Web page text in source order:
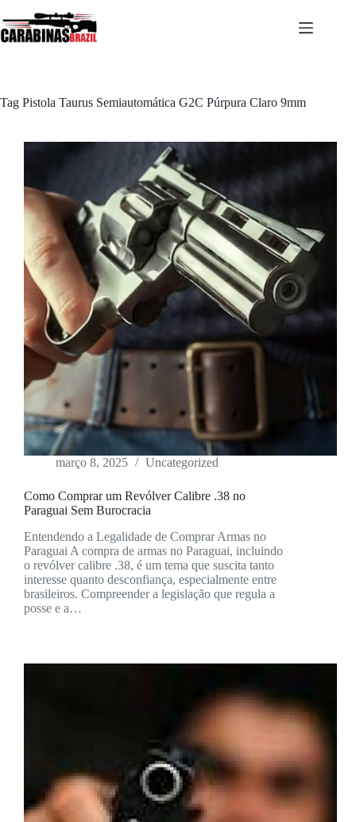
para
o
Tag Pistola Taurus Semiautomática G2C Púrpura Claro 9mm
março 8, 2025 Uncategorized
Como Comprar um Revólver Calibre .38 no
Paraguai Sem Burocracia
Entendendo a Legalidade de Comprar Armas no
Paraguai A compra de armas no Paraguai, incluindo
o revólver calibre .38, é um tema que suscita tanto
interesse quanto desconfiança, especialmente entre
brasileiros. Compreender a legislação que regula a
posse e a…